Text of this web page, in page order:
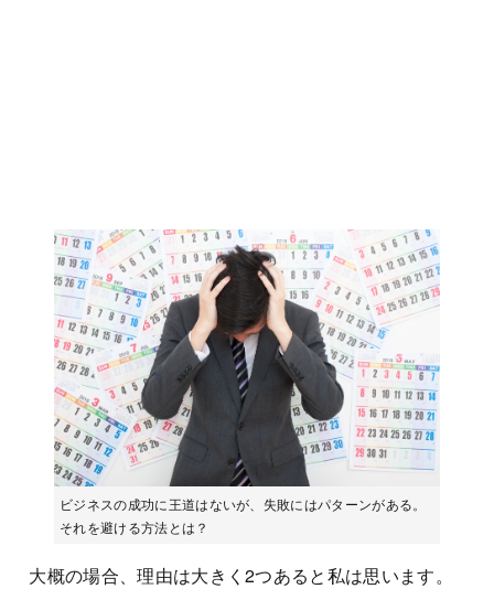
ビジネスの成功に王道はないが、失敗にはパターンがある。
それを避ける方法とは？
大概の場合、理由は大きく2つあると私は思います。